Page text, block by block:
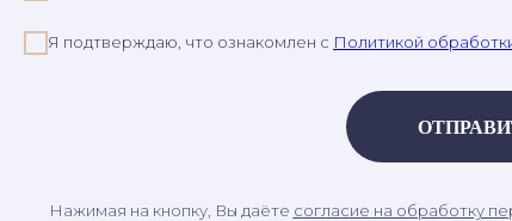
Я подтверждаю, что ознакомлен с Политикой
Нажимая на кнопку, Вы даёте согласие на обработку